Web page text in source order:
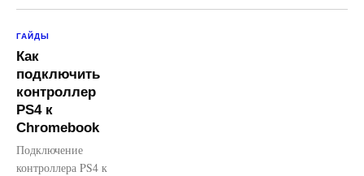
ГАЙДЫ
Как
подключить
контроллер
PS4 к
Chromebook
Подключение
контроллера PS4 к